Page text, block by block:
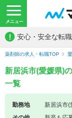
! 安心・安全な転
薬剤師の求人・転職TOP
新居浜市(愛媛県)
一覧
勤務地
新居浜市(